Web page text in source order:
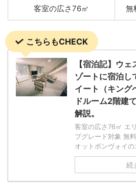
客室の広さ76㎡ 無
こちらもCHECK
【宿泊記】ウ
ゾートに宿泊し
イート（キング
ドルーム2階建
解説。
客室の広さ76㎡ エ
プグレード対象 無
オットボンヴォイ
続